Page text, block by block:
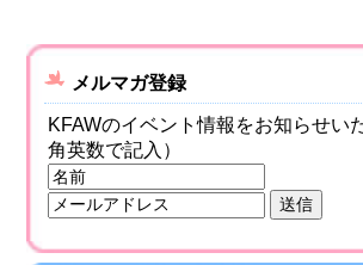
メルマガ登録
KFAWのイベント情報をお知らせい
角英数で記入）